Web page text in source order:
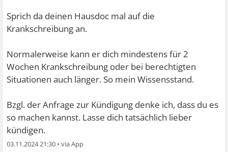
Sprich da deinen Hausdoc mal auf die
Krankschreibung an.
Normalerweise kann er dich mindestens für 2
Wochen Krankschreibung oder bei berechtigten
Situationen auch länger. So mein Wissensstand.
Bzgl. der Anfrage zur Kündigung denke ich, dass du es
so machen kannst. Lasse dich tatsächlich lieber
kündigen.
03.11.2024 21:30 •